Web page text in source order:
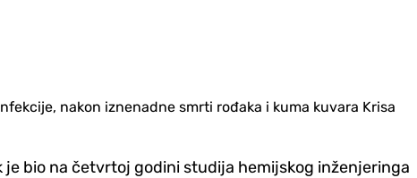
nakon iznenadne smrti rođaka i kuma kuvara Krisa
bio na četvrtoj godini studija hemijskog inženjeringa